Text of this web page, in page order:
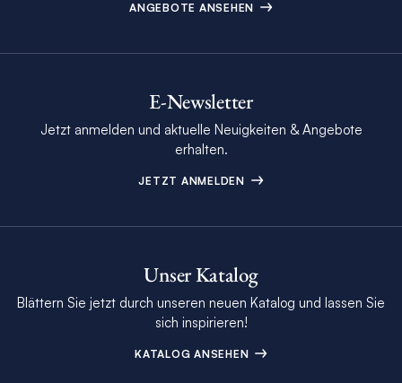
ANGEBOTE ANSEHEN
E-Newsletter
Jetzt anmelden und aktuelle Neuigkeiten & Angebote
erhalten.
JETZT ANMELDEN
Unser Katalog
Blättern Sie jetzt durch unseren neuen Katalog und lassen Sie
sich inspirieren!
KATALOG ANSEHEN